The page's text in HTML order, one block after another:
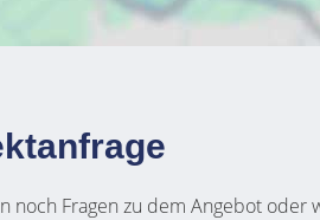
noch Fragen zu dem Angebot